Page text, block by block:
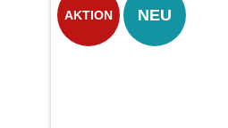
AKTION NEU